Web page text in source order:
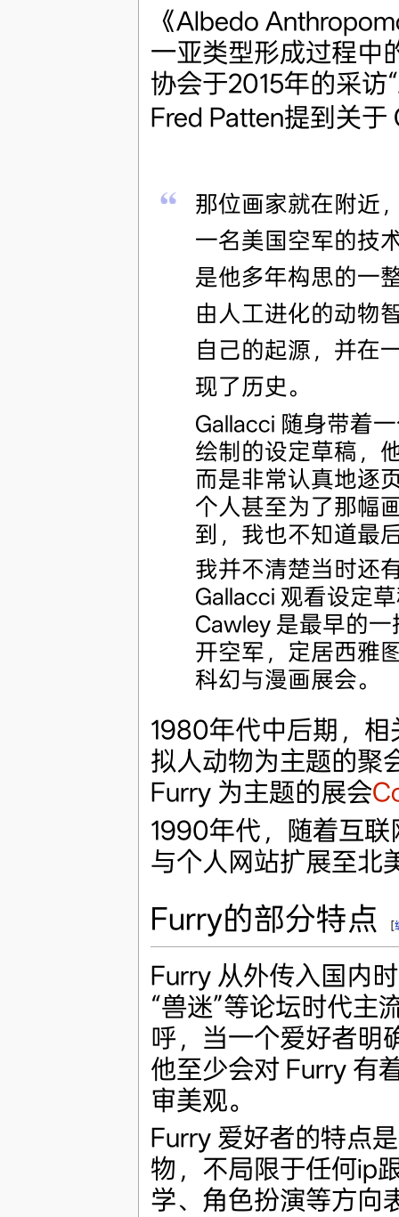
《Albedo
一亚类型形成过程中
协会于2015年的采访
Fred Patten提到关于
那位画家就在附近
一名美国空军的技
是他多年构思的一
由人工进化的动物
自己的起源，并在
现了历史。
Gallacci 随身带着
绘制的设定草稿，
而是非常认真地逐
个人甚至为了那幅
到，我也不知道最
我并不清楚当时还
Gallacci 观看设定
Cawley 是最早的
开空军，定居西雅
科幻与漫画展会。
1980年代中后期，
拟人动物为主题的聚
Furry 为主题的展会
1990年代，随着互联
与个人网站扩展至北
Furry的部分特点 [
Furry 从外传入国内
“兽迷”等论坛时代主
呼，当一个爱好者明
他至少会对 Furry 有
审美观。
Furry 爱好者的特点
物，不局限于任何ip
学、角色扮演等方向